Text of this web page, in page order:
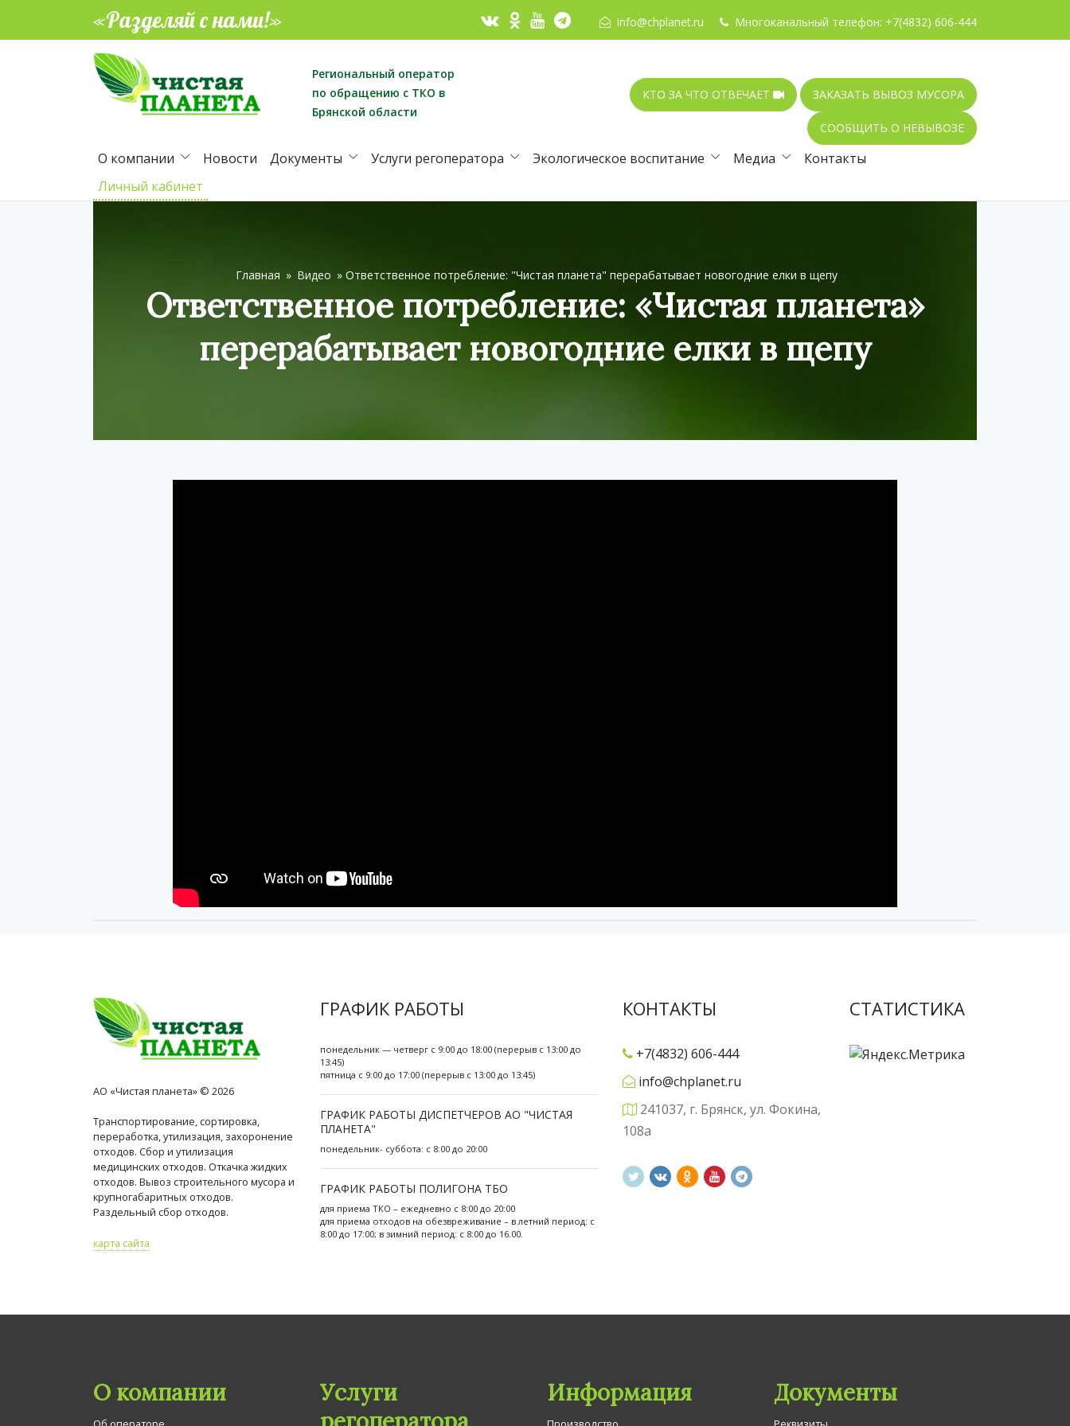
«Разделяй с нами!» info@chplanet.ru Многоканальный телефон: +7(4832) 606-444
Региональный оператор
по обращению с ТКО в
Брянской области
КТО ЗА ЧТО ОТВЕЧАЕТ ЗАКАЗАТЬ ВЫВОЗ МУСОРА
СООБЩИТЬ О НЕВЫВОЗЕ
О компании Новости Документы Услуги регоператора Экологическое воспитание Медиа
Контакты
Личный кабинет
Главная » Видео » Ответственное потребление: "Чистая планета" перерабатывает новогодние елки в щепу
Ответственное потребление: «Чистая планета»
перерабатывает новогодние елки в щепу
АО «Чистая планета» © 2026
Транспортирование, сортировка,
переработка, утилизация, захоронение
отходов. Сбор и утилизация
медицинских отходов. Откачка жидких
отходов. Вывоз строительного мусора и
крупногабаритных отходов.
Раздельный сбор отходов.
карта сайта
ГРАФИК РАБОТЫ
понедельник — четверг с 9:00 до 18:00 (перерыв с 13:00 до
13:45)
пятница с 9:00 до 17:00 (перерыв с 13:00 до 13:45)
ГРАФИК РАБОТЫ ДИСПЕТЧЕРОВ АО "ЧИСТАЯ
ПЛАНЕТА"
понедельник- суббота: с 8:00 до 20:00
ГРАФИК РАБОТЫ ПОЛИГОНА ТБО
для приема ТКО – ежедневно с 8:00 до 20:00
для приема отходов на обезвреживание – в летний период: с
8:00 до 17:00; в зимний период: с 8:00 до 16.00.
КОНТАКТЫ
+7(4832) 606-444
info@chplanet.ru
241037, г. Брянск, ул. Фокина,
108а
СТАТИСТИКА
О компании
Услуги
Информация Документы